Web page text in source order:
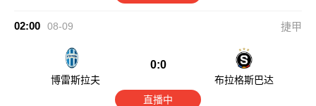
02:00 08-09 捷甲
博雷斯拉夫
0:0
布拉格斯巴达
直播中